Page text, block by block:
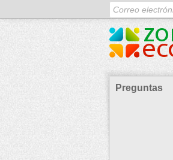
Preguntas